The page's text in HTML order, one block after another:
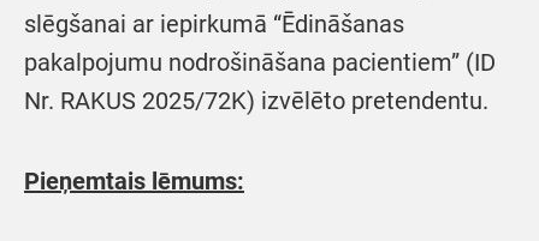
slēgšanai ar iepirkumā “Ēdināšanas
pakalpojumu nodrošināšana pacientiem” (ID
Nr. RAKUS 2025/72K) izvēlēto pretendentu.
Pieņemtais lēmums: